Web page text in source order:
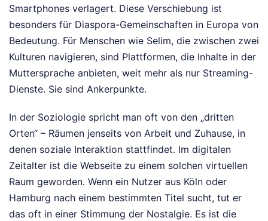
Smartphones verlagert. Diese Verschiebung ist
besonders für Diaspora-Gemeinschaften in Europa von
Bedeutung. Für Menschen wie Selim, die zwischen zwei
Kulturen navigieren, sind Plattformen, die Inhalte in der
Muttersprache anbieten, weit mehr als nur Streaming-
Dienste. Sie sind Ankerpunkte.
In der Soziologie spricht man oft von den „dritten
Orten“ – Räumen jenseits von Arbeit und Zuhause, in
denen soziale Interaktion stattfindet. Im digitalen
Zeitalter ist die Webseite zu einem solchen virtuellen
Raum geworden. Wenn ein Nutzer aus Köln oder
Hamburg nach einem bestimmten Titel sucht, tut er
das oft in einer Stimmung der Nostalgie. Es ist die